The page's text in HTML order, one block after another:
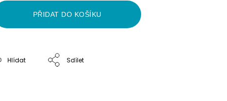
PŘIDAT DO KOŠÍKU
Hlídat Sdílet